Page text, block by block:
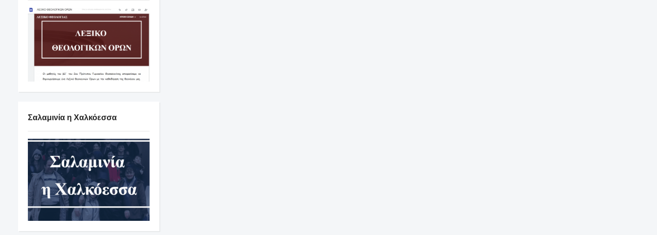
Σαλαμινία η Χαλκόεσσα